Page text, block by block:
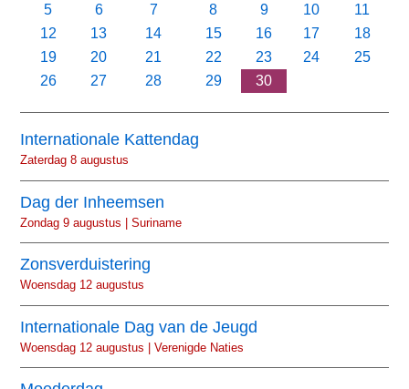
5
6 7 8 9 10
11
12
13 14 15 16 17
18
19
20 21 22 23 24
25
26
27 28 29 30
Internationale Kattendag
Zaterdag 8 augustus
Dag der Inheemsen
Zondag 9 augustus | Suriname
Zonsverduistering
Woensdag 12 augustus
Internationale Dag van de Jeugd
Woensdag 12 augustus | Verenigde Naties